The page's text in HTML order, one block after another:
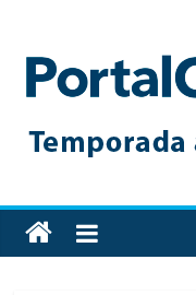
content
Toda
la